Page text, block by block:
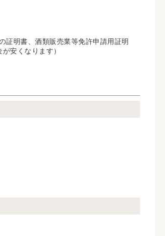
証明書、酒類販売業等免許申請用証明
安くなります）